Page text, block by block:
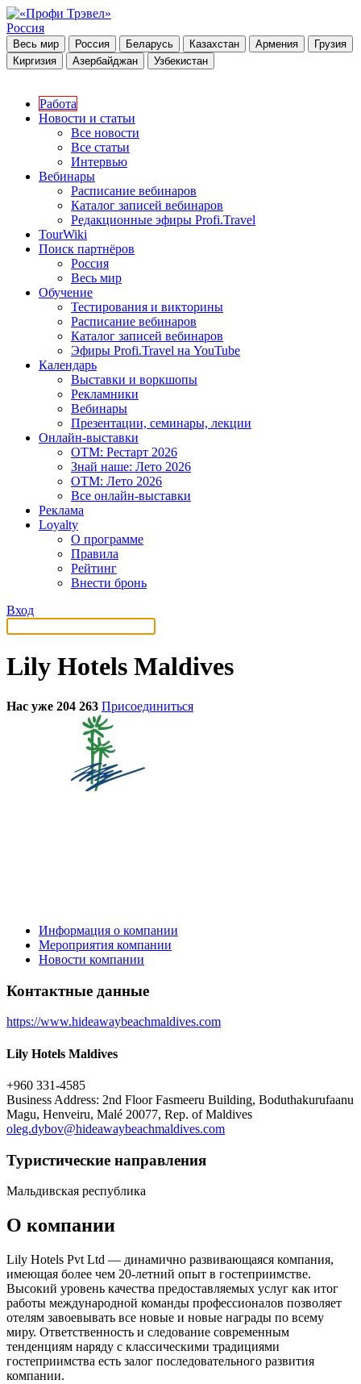
Россия
Весь мир Россия Беларусь Казахстан Армения
Грузия
Киргизия
Азербайджан Узбекистан
Работа
Новости и статьи
Все новости
Все статьи
Интервью
Вебинары
Расписание вебинаров
Каталог записей вебинаров
Редакционные эфиры Profi.Travel
TourWiki
Поиск партнёров
Россия
Весь мир
Обучение
Тестирования и викторины
Расписание вебинаров
Каталог записей вебинаров
Эфиры Profi.Travel на YouTube
Календарь
Выставки и воркшопы
Рекламники
Вебинары
Презентации, семинары, лекции
Онлайн-выставки
OTM: Рестарт 2026
Знай наше: Лето 2026
OTM: Лето 2026
Все онлайн-выставки
Реклама
Loyalty
О программе
Правила
Рейтинг
Внести бронь
Вход
Lily Hotels Maldives
Нас уже 204 263 Присоединиться
Информация о компании
Мероприятия компании
Новости компании
Контактные данные
https://www.hideawaybeachmaldives.com
Lily Hotels Maldives
+960 331-4585
Business Address: 2nd Floor Fasmeeru Building, Boduthakurufaanu
Magu, Henveiru, Malé 20077, Rep. of Maldives
oleg.dybov@hideawaybeachmaldives.com
Туристическиe направления
Мальдивская республика
О компании
Lily Hotels Pvt Ltd — динамично развивающаяся компания,
имеющая более чем 20-летний опыт в гостеприимстве.
Высокий уровень качества предоставляемых услуг как итог
работы международной команды профессионалов позволяет
отелям завоевывать все новые и новые награды по всему
миру. Ответственность и следование современным
тенденциям наряду с классическими традициями
гостеприимства есть залог последовательного развития
компании.